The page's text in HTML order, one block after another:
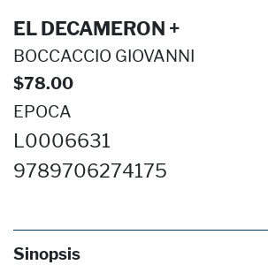
EL DECAMERON +
BOCCACCIO GIOVANNI
$78.00
EPOCA
L0006631
9789706274175
Sinopsis